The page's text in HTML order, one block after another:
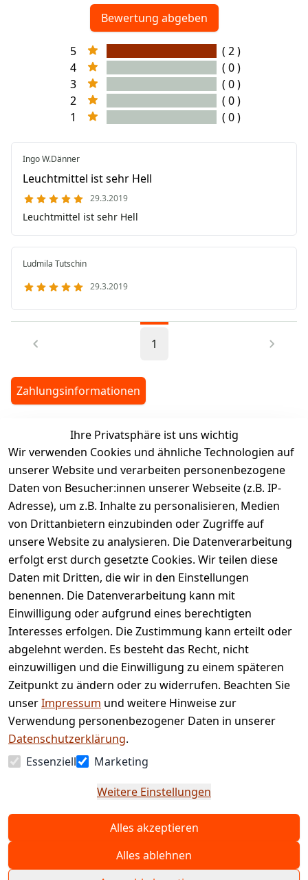
Bewertung abgeben
5
( 2 )
4
( 0 )
3
( 0 )
2
( 0 )
1
( 0 )
Ingo W.Dänner
Leuchtmittel ist sehr Hell
29.3.2019
Leuchtmittel ist sehr Hell
Ludmila Tutschin
29.3.2019
1
Zahlungsinformationen
legalDetails
Ihre Privatsphäre ist uns wichtig
Wir verwenden Cookies und ähnliche Technologien auf
unserer Website und verarbeiten personenbezogene
Daten von Besucher:innen unserer Webseite (z.B. IP-
Adresse), um z.B. Inhalte zu personalisieren, Medien
von Drittanbietern einzubinden oder Zugriffe auf
unsere Website zu analysieren. Die Datenverarbeitung
erfolgt erst durch gesetzte Cookies. Wir teilen diese
Daten mit Dritten, die wir in den Einstellungen
benennen. Die Datenverarbeitung kann mit
Einwilligung oder aufgrund eines berechtigten
Interesses erfolgen. Die Zustimmung kann erteilt oder
abgelehnt werden. Es besteht das Recht, nicht
einzuwilligen und die Einwilligung zu einem späteren
Zeitpunkt zu ändern oder zu widerrufen. Beachten Sie
unserImpressum und weitere Hinweise zur
Verwendung personenbezogener Daten in unserer
Datenschutzerklärung.
Essenziell
Marketing
Weitere Einstellungen
Alles akzeptieren
Alles ablehnen
Rechtliches
AGB
Impressum
Datenschutze
rklärung
Barrierefreihe
itserklärung
Widerrufsrec
ht
Services
Kontakt
Registrieren
Retourenpo
rtal
Vertrag
widerrufen
© Copyright 2025 www.etc-shop.de GmbH & Co.
KG | Technische Änderungen, Tippfehler und
Irrtum vorbehalten. Preise inkl. MwSt. und zzgl.